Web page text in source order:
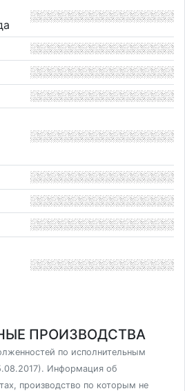
ПРОИЗВОДСТВА
по исполнительным
Информация об
производство по которым не